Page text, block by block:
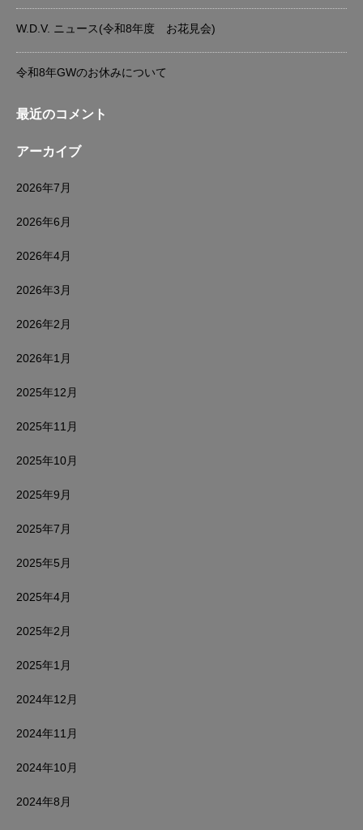
W.D.V. ニュース(令和8年度 お花見会)
令和8年GWのお休みについて
最近のコメント
アーカイブ
2026年7月
2026年6月
2026年4月
2026年3月
2026年2月
2026年1月
2025年12月
2025年11月
2025年10月
2025年9月
2025年7月
2025年5月
2025年4月
2025年2月
2025年1月
2024年12月
2024年11月
2024年10月
2024年8月